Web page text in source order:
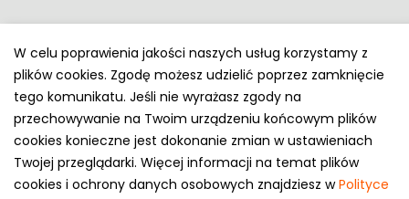
Polityka prywatności
e-mail: kontakt@opony.com.pl
Copyright © 2000-2023 Opony.com.pl
W celu poprawienia jakości naszych usług korzystamy z
plików cookies. Zgodę możesz udzielić poprzez zamknięcie
tego komunikatu. Jeśli nie wyrażasz zgody na
przechowywanie na Twoim urządzeniu końcowym plików
cookies konieczne jest dokonanie zmian w ustawieniach
Twojej przeglądarki. Więcej informacji na temat plików
cookies i ochrony danych osobowych znajdziesz wPolityce